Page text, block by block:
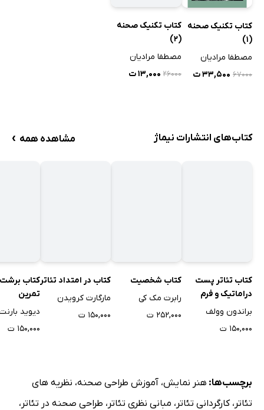
کتاب تکنیک صحنه
(1)
مصطفا مرادیان
۶۷۰۰۰ ۳۳,۵۰۰ ت
کتاب تکنیک صحنه
(2)
مصطفا مرادیان
۲۶۰۰۰ ۱۳,۰۰۰ ت
کتاب‌های انتشارات نیماژ مشاهده همه ›
کتاب تئاتر پست
دراماتیک و فرم
براندون وولف
۱۵۰,۰۰۰ ت
کتاب شخصیت
رابرت مک کی
۲۵۲,۰۰۰ ت
کتاب در امتداد تئاتر
مارگارت کرویدن
۱۵۰,۰۰۰ ت
کتاب
تمرین
دیوید
۱۵۰,۰۰۰ ت
برچسب‌ها: هنر نمایش، آموزش طراحی صحنه، نظریه های
تئاتر ،کارگردانی تئاتر ، مبانی نظری تئاتر ، طراحی صحنه در تئاتر ،